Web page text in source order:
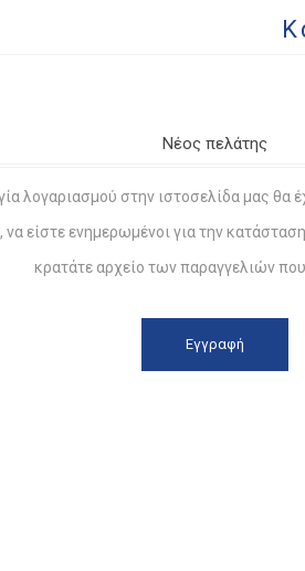
Νέος πελάτης
λογαριασμού στην ιστοσελίδα μας θα
να είστε ενημερωμένοι για την
κρατάτε αρχείο των παραγγελιών που